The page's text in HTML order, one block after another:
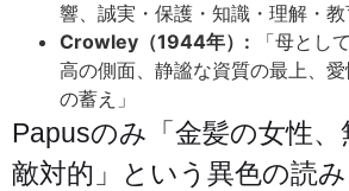
響、誠実・保護・知識・理解・教
Crowley（1944年）: 「母とし
高の側面、静謐な資質の最上、
の蓄え」
Papusのみ「金髪の女性、
敵対的」という異色の読